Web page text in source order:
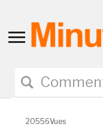
Toggle
navigation
20556Vues